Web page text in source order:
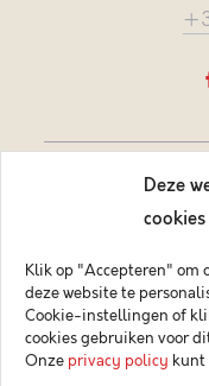
Deze
cookies
Klik op "Accepteren" om
deze website te
Cookie-instellingen of
cookies gebruiken voor
Onze privacy policy kunt
Vastgoedmakelaar-
borgstelling via NV